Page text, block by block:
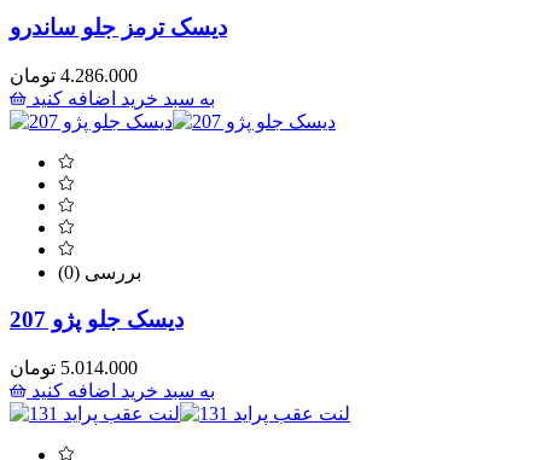
دیسک ترمز جلو ساندرو
4.286.000 تومان
به سبد خرید اضافه کنید
(0) بررسی
دیسک جلو پژو 207
5.014.000 تومان
به سبد خرید اضافه کنید